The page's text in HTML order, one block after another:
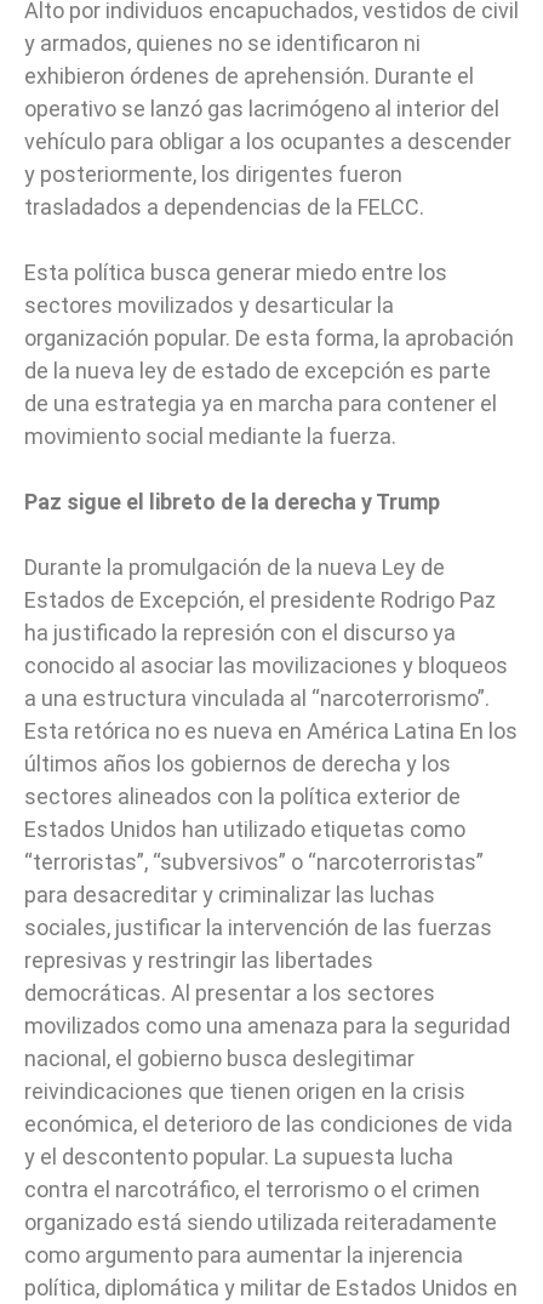
Alto por individuos encapuchados, vestidos de civil
y armados, quienes no se identificaron ni
exhibieron órdenes de aprehensión. Durante el
operativo se lanzó gas lacrimógeno al interior del
vehículo para obligar a los ocupantes a descender
y posteriormente, los dirigentes fueron
trasladados a dependencias de la FELCC.
Esta política busca generar miedo entre los
sectores movilizados y desarticular la
organización popular. De esta forma, la aprobación
de la nueva ley de estado de excepción es parte
de una estrategia ya en marcha para contener el
movimiento social mediante la fuerza.
Paz sigue el libreto de la derecha y Trump
Durante la promulgación de la nueva Ley de
Estados de Excepción, el presidente Rodrigo Paz
ha justificado la represión con el discurso ya
conocido al asociar las movilizaciones y bloqueos
a una estructura vinculada al “narcoterrorismo”.
Esta retórica no es nueva en América Latina En los
últimos años los gobiernos de derecha y los
sectores alineados con la política exterior de
Estados Unidos han utilizado etiquetas como
“terroristas”, “subversivos” o “narcoterroristas”
para desacreditar y criminalizar las luchas
sociales, justificar la intervención de las fuerzas
represivas y restringir las libertades
democráticas. Al presentar a los sectores
movilizados como una amenaza para la seguridad
nacional, el gobierno busca deslegitimar
reivindicaciones que tienen origen en la crisis
económica, el deterioro de las condiciones de vida
y el descontento popular. La supuesta lucha
contra el narcotráfico, el terrorismo o el crimen
organizado está siendo utilizada reiteradamente
como argumento para aumentar la injerencia
política, diplomática y militar de Estados Unidos en